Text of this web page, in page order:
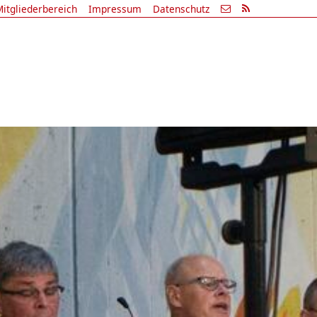
Impressum Datenschutz